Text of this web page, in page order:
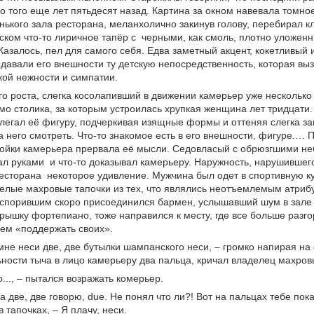
того еще лет пятьдесят назад. Картина за окном навевала
зала ресторана, меланхолично закинув голову,
что-то лиричное тапёр с черными, как смоль, плотно
пел для самого себя. Едва заметный акцент, кокетливый
его внешности ту детскую непосредственность, которая
нежности и симпатии.
роста, слегка косолапивший в движении камерьер уже
столика, за которым устроилась хрупкая женщина лет
её фигуру, подчеркивая изящные формы и оттеняя слегка
него смотреть. Что-то знакомое есть в его внешности, фигуре.…
камерьера прервала её мысли. Седовласый с обрюзгшими
руками и что-то доказывал камерьеру. Наружность,
некоторое удивление. Мужчина был одет в спортивную
махровые тапочки из тех, что являлись неотъемлемым
скоро присоединился бармен, услышавший шум в зале
фортепиано, тоже направился к месту, где все больше
«поддержать своих».
неси две, две бутылки шампанского неси, – громко напирая
тыча в лицо камерьеру два пальца, кричал владелец
– пытался возражать комерьер.
две, две говорю, due. Не понял что ли?! Вот на пальцах тебе
тапочках, – Я плачу, неси.